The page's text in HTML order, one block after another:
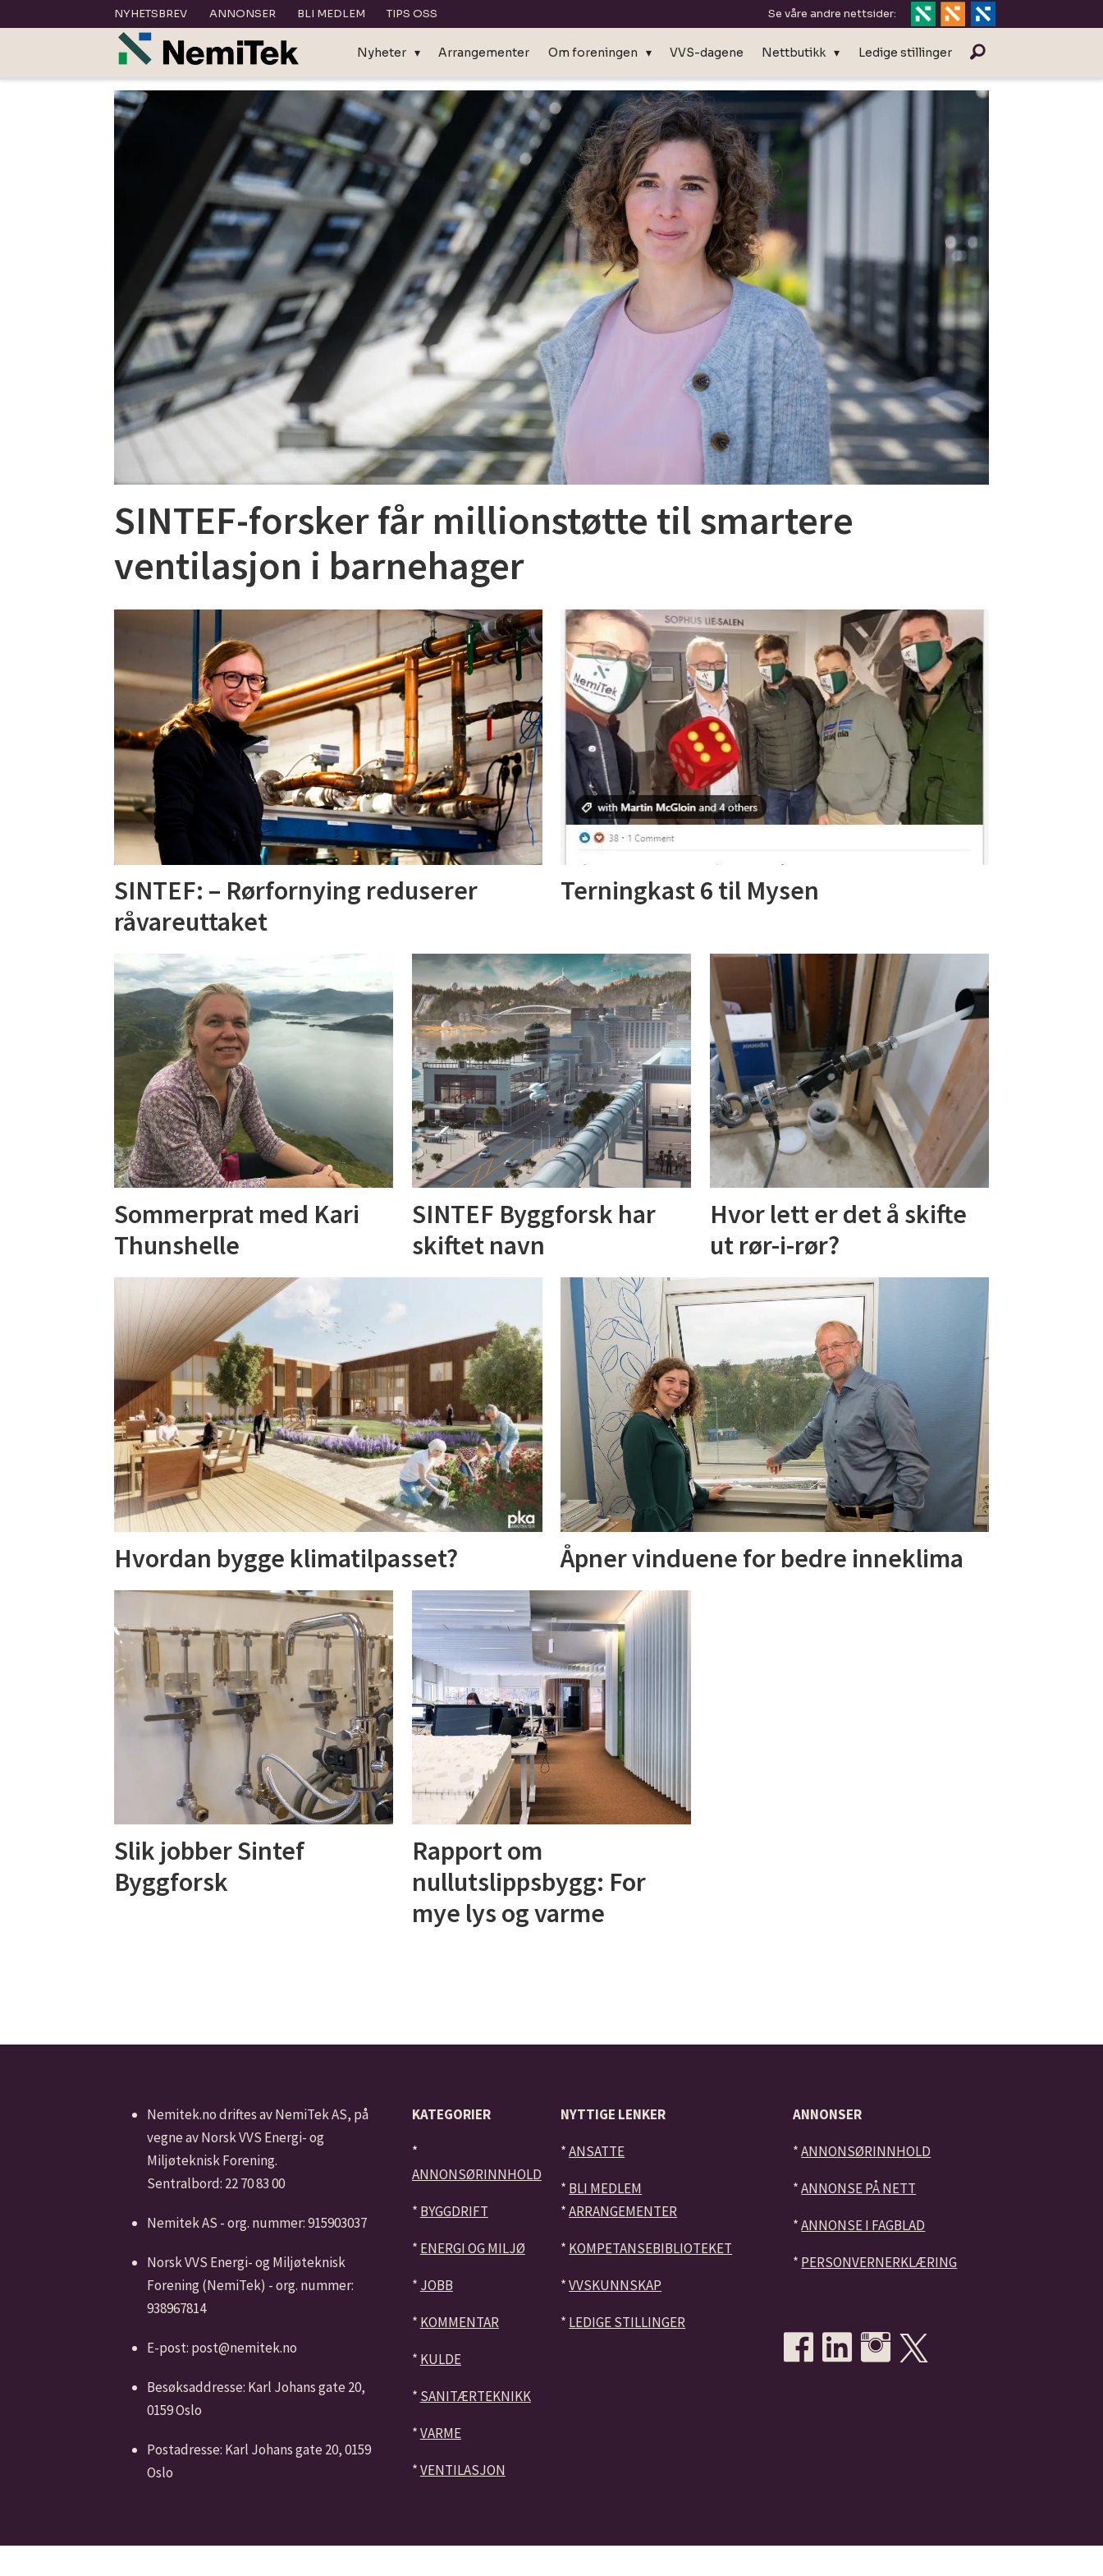
NYHETSBREV ANNONSER BLI MEDLEM TIPS OSS Se våre andre nettsider:
Nyheter Arrangementer Om foreningen VVS-dagene Nettbutikk Ledige stillinger
SINTEF-forsker får millionstøtte til smartere
ventilasjon i barnehager
SINTEF: – Rørfornying reduserer
råvareuttaket
Terningkast 6 til Mysen
Sommerprat med Kari
Thunshelle
SINTEF Byggforsk har
skiftet navn
Hvor lett er det å skifte
ut rør-i-rør?
Hvordan bygge klimatilpasset? Åpner vinduene for bedre inneklima
Slik jobber Sintef
Byggforsk
Rapport om
nullutslippsbygg: For
mye lys og varme
Nemitek.no driftes av NemiTek AS, på
vegne av Norsk VVS Energi- og
Miljøteknisk Forening.
Sentralbord: 22 70 83 00
Nemitek AS - org. nummer: 915903037
Norsk VVS Energi- og Miljøteknisk
Forening (NemiTek) - org. nummer:
938967814
E-post: post@nemitek.no
Besøksaddresse: Karl Johans gate 20,
0159 Oslo
Postadresse: Karl Johans gate 20, 0159
Oslo
KATEGORIER
*
ANNONSØRINNHOLD
* BYGGDRIFT
* ENERGI OG MILJØ
* JOBB
* KOMMENTAR
* KULDE
* SANITÆRTEKNIKK
*VARME
*VENTILASJON
NYTTIGE LENKER
*ANSATTE
* BLI MEDLEM
*ARRANGEMENTER
* KOMPETANSEBIBLIOTEKET
*VVSKUNNSKAP
* LEDIGE STILLINGER
ANNONSER
*ANNONSØRINNHOLD
*ANNONSE PÅ NETT
*ANNONSE I FAGBLAD
* PERSONVERNERKLÆRING